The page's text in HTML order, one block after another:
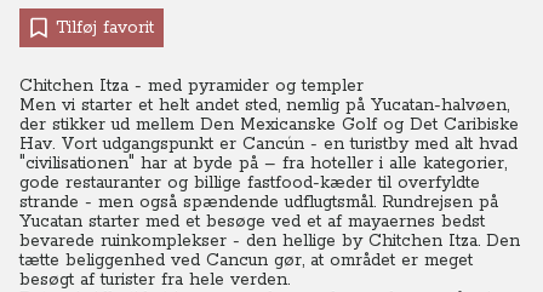
Tilføj favorit
Chitchen Itza - med pyramider og templer
Men vi starter et helt andet sted, nemlig på Yucatan-halvøen,
der stikker ud mellem Den Mexicanske Golf og Det Caribiske
Hav. Vort udgangspunkt er Cancún - en turistby med alt hvad
"civilisationen" har at byde på – fra hoteller i alle kategorier,
gode restauranter og billige fastfood-kæder til overfyldte
strande - men også spændende udflugtsmål. Rundrejsen på
Yucatan starter med et besøge ved et af mayaernes bedst
bevarede ruinkomplekser - den hellige by Chitchen Itza. Den
tætte beliggenhed ved Cancun gør, at området er meget
besøgt af turister fra hele verden.